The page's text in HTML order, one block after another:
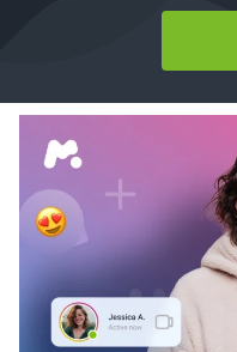
更新时间 06 5 月,